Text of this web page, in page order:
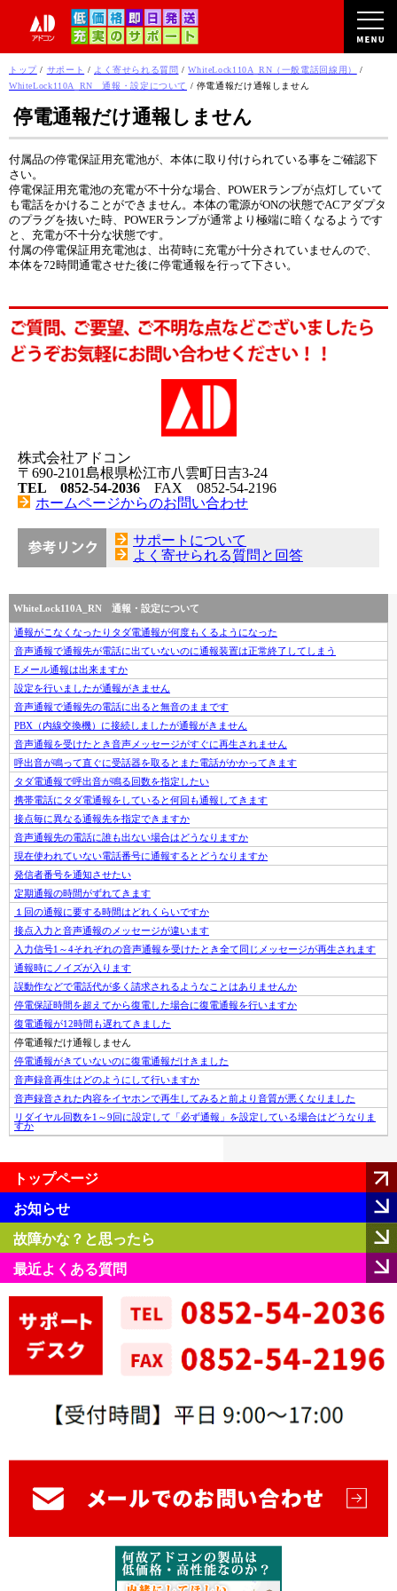
このページの本文へ
現
在
位
トップ/ サポート / よく寄せられる質問 /WhiteLock110A_RN（一般電話回線用）
/
WhiteLock110A_RN 通報・設定について / 停電通報だけ通報しません
停電通報だけ通報しません
付属品の停電保証用充電池が、本体に取り付けられている事をご確認下
さい。
停電保証用充電池の充電が不十分な場合、POWERランプが点灯していて
も電話をかけることができません。本体の電源がONの状態でACアダプタ
のプラグを抜いた時、POWERランプが通常より極端に暗くなるようです
と、充電が不十分な状態です。
付属の停電保証用充電池は、出荷時に充電が十分されていませんので、
本体を72時間通電させた後に停電通報を行って下さい。
株式会社アドコン
〒690-2101島根県松江市八雲町日吉3-24
TEL 0852-54-2036 FAX 0852-54-2196
ホームページからのお問い合わせ
サポートについて
よく寄せられる質問と回答
WhiteLock110A_RN 通報・設定について
通報がこなくなったりタダ電通報が何度もくるようになった
音声通報で通報先が電話に出ていないのに通報装置は正常終了してしまう
Eメール通報は出来ますか
設定を行いましたが通報がきません
音声通報で通報先の電話に出ると無音のままです
PBX（内線交換機）に接続しましたが通報がきません
音声通報を受けたとき音声メッセージがすぐに再生されません
呼出音が鳴って直ぐに受話器を取るとまた電話がかかってきます
タダ電通報で呼出音が鳴る回数を指定したい
携帯電話にタダ電通報をしていると何回も通報してきます
接点毎に異なる通報先を指定できますか
音声通報先の電話に誰も出ない場合はどうなりますか
現在使われていない電話番号に通報するとどうなりますか
発信者番号を通知させたい
定期通報の時間がずれてきます
１回の通報に要する時間はどれくらいですか
接点入力と音声通報のメッセージが違います
入力信号1～4それぞれの音声通報を受けたとき全て同じメッセージが再生されます
通報時にノイズが入ります
誤動作などで電話代が多く請求されるようなことはありませんか
停電保証時間を超えてから復電した場合に復電通報を行いますか
復電通報が12時間も遅れてきました
停電通報だけ通報しません
停電通報がきていないのに復電通報だけきました
音声録音再生はどのようにして行いますか
音声録音された内容をイヤホンで再生してみると前より音質が悪くなりました
リダイヤル回数を1～9回に設定して「必ず通報」を設定している場合はどうなりま
すか
トップページ
お知らせ
故障かな？と思ったら
最近よくある質問